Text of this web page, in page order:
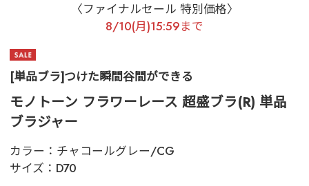
〈ファイナルセール 特別価格〉
8/10(月)15:59まで
[単品ブラ]つけた瞬間谷間ができる
モノトーン フラワーレース 超盛ブラ(R) 単品
ブラジャー
カラー： チャコールグレー/CG
サイズ： D70